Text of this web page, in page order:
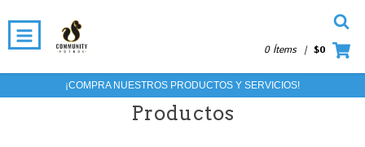
0 Ítems | $0
¡COMPRA NUESTROS PRODUCTOS Y SERVICIOS!
Productos